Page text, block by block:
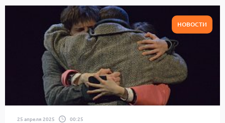
НОВОСТИ
25 апреля 2025 00:25